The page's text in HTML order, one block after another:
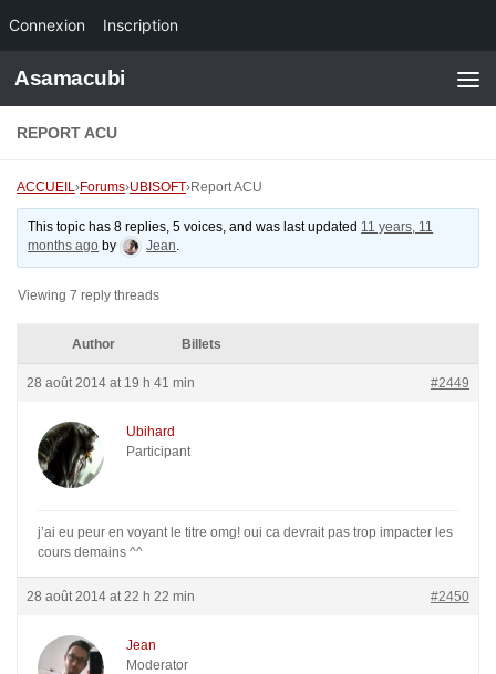
Connexion Inscription
Skip to content
Asamacubi
REPORT ACU
ACCUEIL›Forums›UBISOFT›Report ACU
This topic has 8 replies, 5 voices, and was last updated 11 years, 11
months ago by Jean.
Viewing 7 reply threads
Author Billets
28 août 2014 at 19 h 41 min #2449
Ubihard
Participant
j’ai eu peur en voyant le titre omg! oui ca devrait pas trop impacter les
cours demains ^^
28 août 2014 at 22 h 22 min #2450
Jean
Moderator